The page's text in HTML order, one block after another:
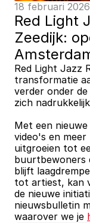
18 februari 2026
Red Light
Zeedijk:
Red Light Jazz
transformatie
verder onder de
zich
Met een
video's en
uitgroeien tot
buurtbewoners
blijft
tot artiest, kan
de nieuwe
nieuwsbulletin
waarover we je